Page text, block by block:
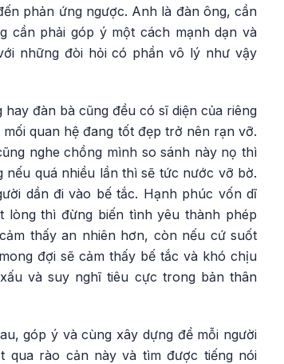
phản ứng ngược. Anh là đàn ông, cần
cần phải góp ý một cách mạnh dạn và
những đòi hỏi có phần vô lý như vậy
đàn bà cũng đều có sĩ diện của riêng
quan hệ đang tốt đẹp trở nên rạn vỡ.
nghe chồng mình so sánh này nọ thì
quá nhiều lần thì sẽ tức nước vỡ bờ.
dần đi vào bế tắc. Hạnh phúc vốn dĩ
lòng thì đừng biến tình yêu thành phép
thấy an nhiên hơn, còn nếu cứ suốt
đợi sẽ cảm thấy bế tắc và khó chịu
và suy nghĩ tiêu cực trong bản thân
góp ý và cùng xây dựng để mỗi người
qua rào cản này và tìm được tiếng nói